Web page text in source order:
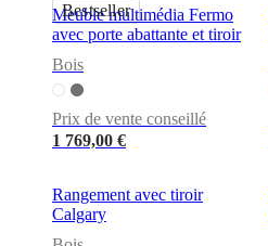
Bestseller
Meuble multimédia Fermo
avec porte abattante et tiroir
Bois
Prix de vente conseillé
1 769,00 €
Rangement avec tiroir
Calgary